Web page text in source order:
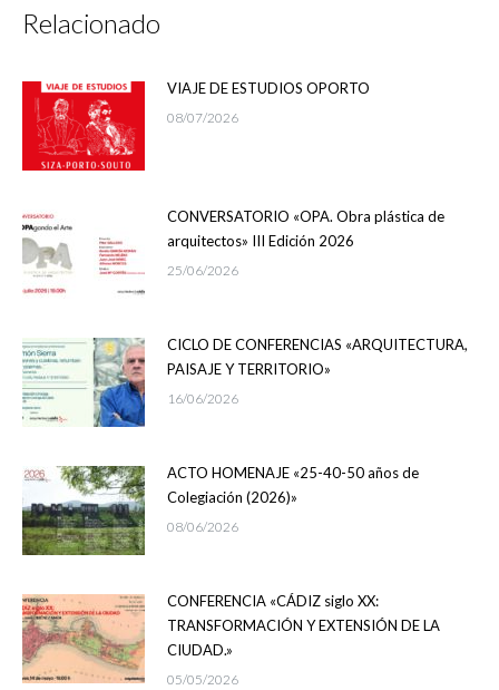
Relacionado
VIAJE DE ESTUDIOS OPORTO
08/07/2026
CONVERSATORIO «OPA. Obra plástica de
arquitectos» III Edición 2026
25/06/2026
CICLO DE CONFERENCIAS «ARQUITECTURA,
PAISAJE Y TERRITORIO»
16/06/2026
ACTO HOMENAJE «25-40-50 años de
Colegiación (2026)»
08/06/2026
CONFERENCIA «CÁDIZ siglo XX:
TRANSFORMACIÓN Y EXTENSIÓN DE LA
CIUDAD.»
05/05/2026